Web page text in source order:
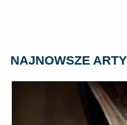
NAJNOWSZE